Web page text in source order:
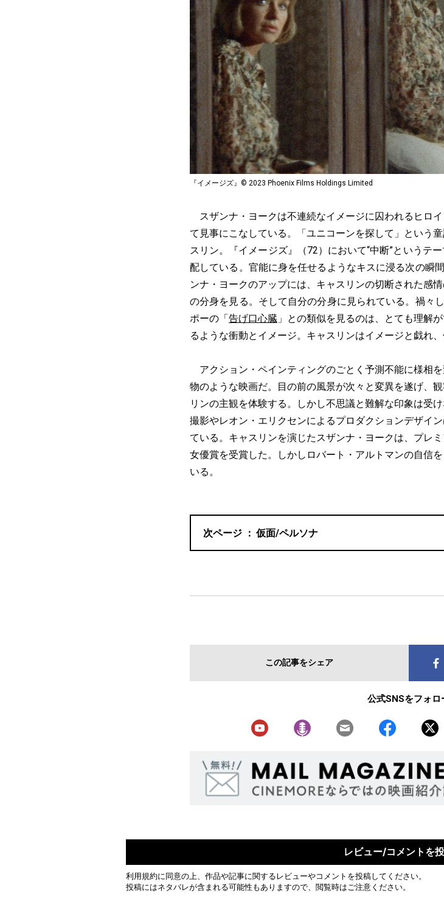
『イメージズ』© 2023 Phoenix Films Holdings Limited
スザンナ・ヨークは不連続なイメージに囚われるヒロ
て見事にこなしている。「ユニコーンを探して」という
スリン。『イメージズ』（72）において“中断”というテ
配している。官能に身を任せるようなキスに浸る次の瞬
ンナ・ヨークのアップには、キャスリンの切断された感
の分身を見る。そして自分の分身に見られている。禍々
ポーの「 告げ口心臓 」との類似を見るのは、とても理解
るような衝動とイメージ。キャスリンはイメージと戯れ、
アクション・ペインティングのごとく予測不能に様相
物のような映画だ。目の前の風景が次々と変異を遂げ、
リンの主観を体験する。しかし不思議と難解な印象は受
撮影やレオン・エリクセンによるプロダクションデザイ
ている。キャスリンを演じたスザンナ・ヨークは、プレ
女優賞を受賞した。しかしロバート・アルトマンの自信
いる。
仮面/ペルソナ
この記事をシェア
公式SNSをフォロ
レビュー/コメントを
利用規約に同意の上、作品や記事に関するレビューやコメントを投稿してください。
投稿にはネタバレが含まれる可能性もありますので、閲覧時はご注意ください。